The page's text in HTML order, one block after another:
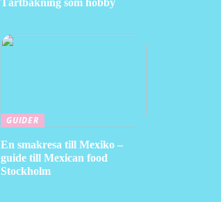
Tårtbakning som hobby
GUIDER
En smakresa till Mexiko –
guide till Mexican food
Stockholm